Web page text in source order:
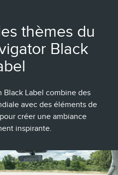
thèmes du
Black
Black Label combine des
avec des éléments de
créer une ambiance
inspirante.